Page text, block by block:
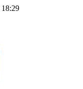
18:29